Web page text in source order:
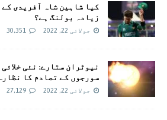
کیا شاہین شاہ آفریدی
زیادہ بولنگ ہے؟
جولائی 22, 2022 30,351
نیوٹران ستارے: نئی
سورجوں کے تصادم کا نظارہ
جولائی 22, 2022 27,129